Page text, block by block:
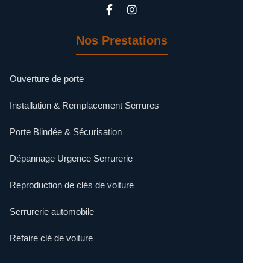
Nos Prestations
Ouverture de porte
Installation & Remplacement Serrures
Porte Blindée & Sécurisation
Dépannage Urgence Serrurerie
Reproduction de clés de voiture
Serrurerie automobile
Refaire clé de voiture